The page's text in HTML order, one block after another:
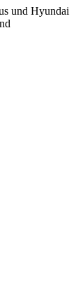
und Hyundai